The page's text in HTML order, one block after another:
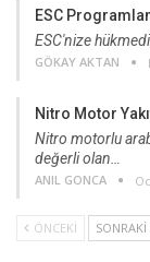
ESC
ESC'nize
GÖKAY AKTAN
Nitro Motor
Nitro motorlu
değerli olan…
ANIL GONCA
ÖNCEKI SONRAKI